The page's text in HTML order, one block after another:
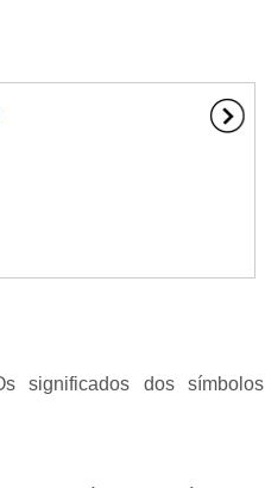
significados dos símbolos